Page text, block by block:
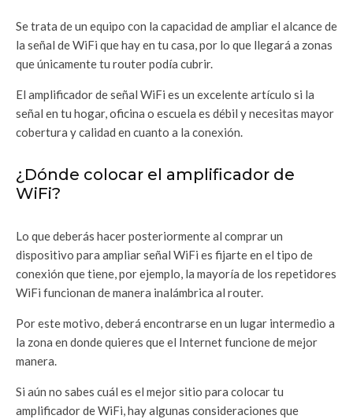
Se trata de un equipo con la capacidad de ampliar el alcance de
la señal de WiFi que hay en tu casa, por lo que llegará a zonas
que únicamente tu router podía cubrir.
El amplificador de señal WiFi es un excelente artículo si la
señal en tu hogar, oficina o escuela es débil y necesitas mayor
cobertura y calidad en cuanto a la conexión.
¿Dónde colocar el amplificador de
WiFi?
Lo que deberás hacer posteriormente al comprar un
dispositivo para ampliar señal WiFi es fijarte en el tipo de
conexión que tiene, por ejemplo, la mayoría de los repetidores
WiFi funcionan de manera inalámbrica al router.
Por este motivo, deberá encontrarse en un lugar intermedio a
la zona en donde quieres que el Internet funcione de mejor
manera.
Si aún no sabes cuál es el mejor sitio para colocar tu
amplificador de WiFi, hay algunas consideraciones que